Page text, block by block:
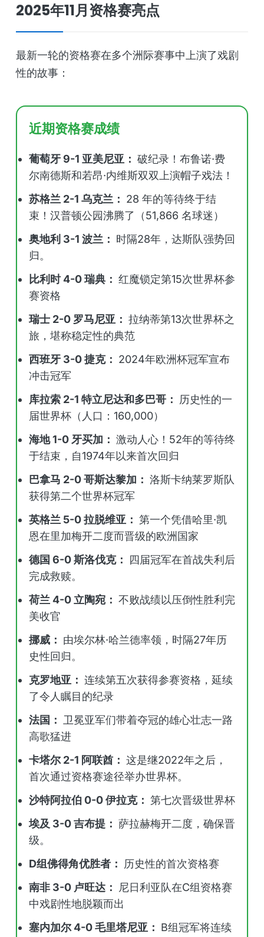
2025年11月资格赛亮点
最新一轮的资格赛在多个洲际赛事中上演了戏剧
性的故事：
近期资格赛成绩
葡萄牙 9-1 亚美尼亚： 破纪录！布鲁诺·费
尔南德斯和若昂·内维斯双双上演帽子戏法！
苏格兰 2-1 乌克兰： 28 年的等待终于结
束！汉普顿公园沸腾了（51,866 名球迷）
奥地利 3-1 波兰： 时隔28年，达斯队强势回
归。
比利时 4-0 瑞典： 红魔锁定第15次世界杯参
赛资格
瑞士 2-0 罗马尼亚： 拉纳蒂第13次世界杯之
旅，堪称稳定性的典范
西班牙 3-0 捷克： 2024年欧洲杯冠军宣布
冲击冠军
库拉索 2-1 特立尼达和多巴哥： 历史性的一
届世界杯（人口：160,000）
海地 1-0 牙买加： 激动人心！52年的等待终
于结束，自1974年以来首次回归
巴拿马 2-0 哥斯达黎加： 洛斯卡纳莱罗斯队
获得第二个世界杯冠军
英格兰 5-0 拉脱维亚： 第一个凭借哈里·凯
恩在里加梅开二度而晋级的欧洲国家
德国 6-0 斯洛伐克： 四届冠军在首战失利后
完成救赎。
荷兰 4-0 立陶宛： 不败战绩以压倒性胜利完
美收官
挪威： 由埃尔林·哈兰德率领，时隔27年历
史性回归。
克罗地亚： 连续第五次获得参赛资格，延续
了令人瞩目的纪录
法国： 卫冕亚军们带着夺冠的雄心壮志一路
高歌猛进
卡塔尔 2-1 阿联酋： 这是继2022年之后，
首次通过资格赛途径举办世界杯。
沙特阿拉伯 0-0 伊拉克： 第七次晋级世界杯
埃及 3-0 吉布提： 萨拉赫梅开二度，确保晋
级。
D组佛得角优胜者： 历史性的首次资格赛
南非 3-0 卢旺达：
尼日利亚队在C组资格赛
中戏剧性地脱颖而出
塞内加尔 4-0 毛里塔尼亚： B组冠军将连续